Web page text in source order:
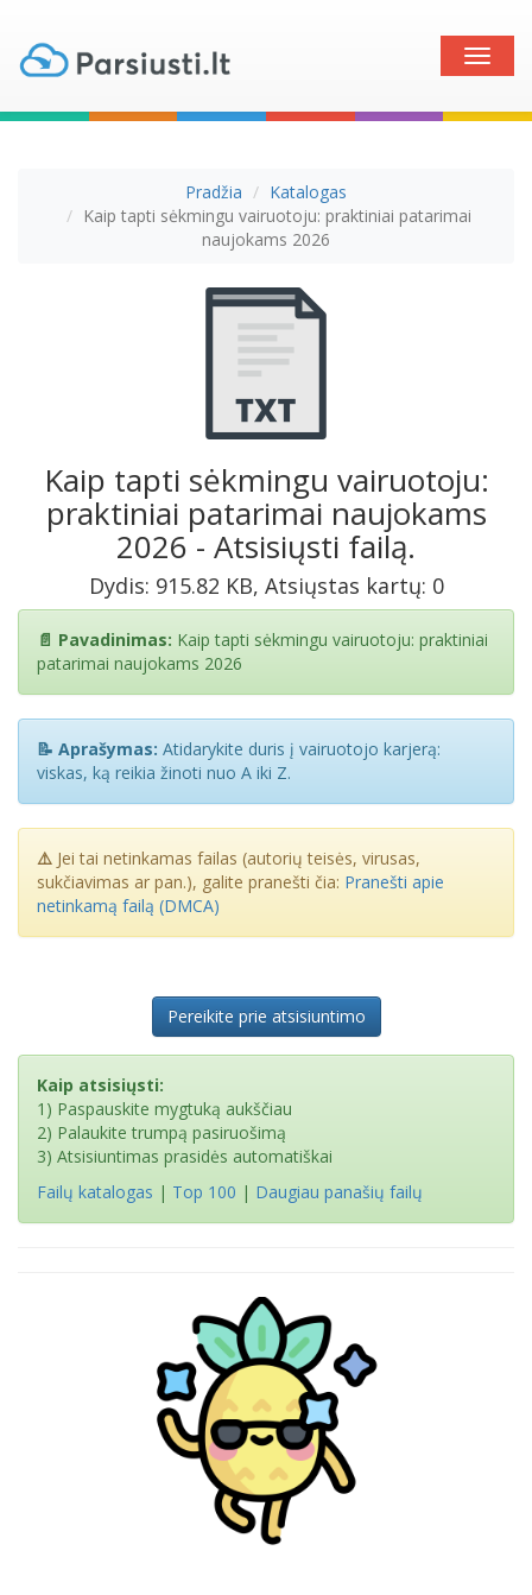
Toggle
Pradžia
Katalogas
Kaip tapti sėkmingu vairuotoju: praktiniai patarimai
naujokams 2026
Kaip tapti sėkmingu vairuotoju:
praktiniai patarimai naujokams
2026 - Atsisiųsti failą.
Dydis: 915.82 KB, Atsiųstas kartų: 0
📄 Pavadinimas: Kaip tapti sėkmingu vairuotoju: praktiniai
patarimai naujokams 2026
📝 Aprašymas: Atidarykite duris į vairuotojo karjerą:
viskas, ką reikia žinoti nuo A iki Z.
⚠️ Jei tai netinkamas failas (autorių teisės, virusas,
sukčiavimas ar pan.), galite pranešti čia: Pranešti apie
netinkamą failą (DMCA)
Pereikite prie atsisiuntimo
Kaip atsisiųsti:
1) Paspauskite mygtuką aukščiau
2) Palaukite trumpą pasiruošimą
3) Atsisiuntimas prasidės automatiškai
Failų katalogas | Top 100 | Daugiau panašių failų